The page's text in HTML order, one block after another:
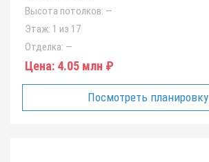
Высота потолков: —
Этаж: 1 из 17
Отделка: —
Цена: 4.05 млн ₽
Посмотреть планировку